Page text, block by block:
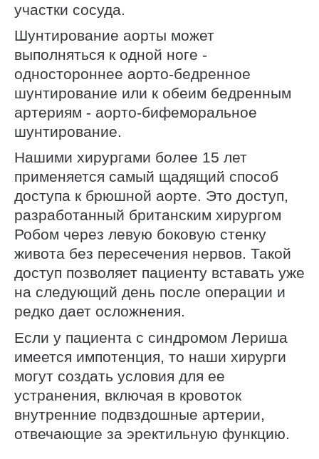
участки сосуда.
Шунтирование аорты может
выполняться к одной ноге -
одностороннее аорто-бедренное
шунтирование или к обеим бедренным
артериям - аорто-бифеморальное
шунтирование.
Нашими хирургами более 15 лет
применяется самый щадящий способ
доступа к брюшной аорте. Это доступ,
разработанный британским хирургом
Робом через левую боковую стенку
живота без пересечения нервов. Такой
доступ позволяет пациенту вставать уже
на следующий день после операции и
редко дает осложнения.
Если у пациента с синдромом Лериша
имеется импотенция, то наши хирурги
могут создать условия для ее
устранения, включая в кровоток
внутренние подвздошные артерии,
отвечающие за эректильную функцию.